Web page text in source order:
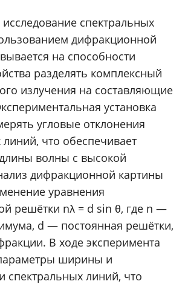
спектральных
дифракционной
на способности
разделять комплексный
излучения на составляющие
установка
угловые отклонения
что обеспечивает
волны с высокой
дифракционной картины
уравнения
решётки nλ = d sin θ, где n —
d — постоянная решётки,
В ходе эксперимента
ширины и
спектральных линий, что